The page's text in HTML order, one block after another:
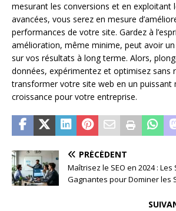
mesurant les conversions et en exploitant
avancées, vous serez en mesure
performances de votre site. Gardez à
amélioration, même minime, peut avoir
sur vos résultats à long terme. Alors,
données, expérimentez et optimisez sans
transformer votre site web en un puissant
croissance pour votre entreprise.
PRÉCÉDENT
Maîtrisez le SEO en 2024 : Les
Gagnantes pour Dominer les